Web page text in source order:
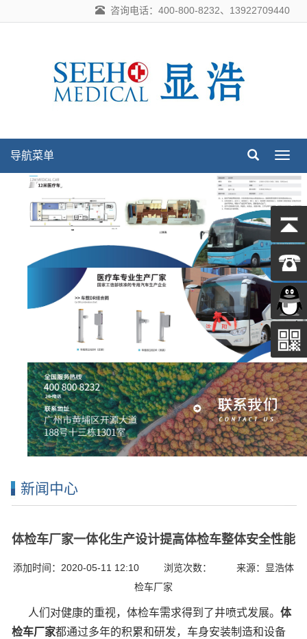
咨询电话：400-800-8232、13922709440
导
航
单
导航菜单
新闻中心
体检车厂家一体化生产设计提高体检车整体安全性能
添加时间：2020-05-11 12:10 浏览次数： 来源：显浩体
检车厂家
人们对健康的重视，体检车需求得到了井喷式发展。 体
检车厂家都通过多年的积累和研发，车身安装制造和设备